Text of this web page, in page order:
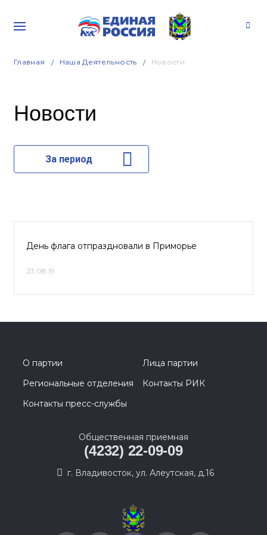
Главная Наша Деятельность Новости
Новости
За период
День флага отпраздновали в Приморье
23.08.19
О партии
Лица партии
Региональные отделения
Контакты РИК
Контакты пресс-службы
Общественная приемная
(4232) 22-09-09
г. Владивосток, ул. Алеутская, д.16